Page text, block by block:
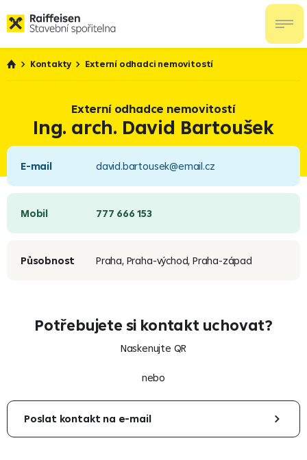
Kontakty Externí odhadci nemovitostí
Externí odhadce nemovitostí
Ing. arch. David Bartoušek
E-mail david.bartousek@email.cz
Mobil 777 666 153
Působnost Praha, Praha-východ, Praha-západ
Potřebujete si kontakt uchovat?
Naskenujte QR
nebo
Poslat kontakt na e-mail